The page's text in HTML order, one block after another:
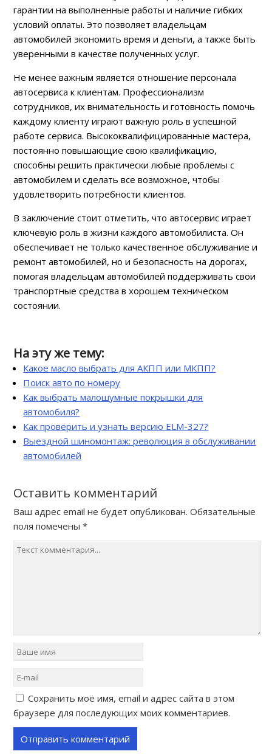
гарантии на выполненные работы и наличие гибких
условий оплаты. Это позволяет владельцам
автомобилей экономить время и деньги, а также быть
уверенными в качестве полученных услуг.
Не менее важным является отношение персонала
автосервиса к клиентам. Профессионализм
сотрудников, их внимательность и готовность помочь
каждому клиенту играют важную роль в успешной
работе сервиса. Высококвалифицированные мастера,
постоянно повышающие свою квалификацию,
способны решить практически любые проблемы с
автомобилем и сделать все возможное, чтобы
удовлетворить потребности клиентов.
В заключение стоит отметить, что автосервис играет
ключевую роль в жизни каждого автомобилиста. Он
обеспечивает не только качественное обслуживание и
ремонт автомобилей, но и безопасность на дорогах,
помогая владельцам автомобилей поддерживать свои
транспортные средства в хорошем техническом
состоянии.
На эту же тему:
Какое масло выбрать для АКПП или МКПП?
Поиск авто по номеру
Как выбрать малошумные покрышки для
автомобиля?
Как проверить и узнать версию ELM-327?
Выездной шиномонтаж: революция в обслуживании
автомобилей
Оставить комментарий
Ваш адрес email не будет опубликован. Обязательные
поля помечены*
Сохранить моё имя, email и адрес сайта в этом
браузере для последующих моих комментариев.